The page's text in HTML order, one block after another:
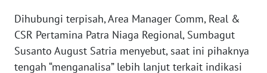
Dihubungi terpisah, Area Manager Comm, Real &
CSR Pertamina Patra Niaga Regional, Sumbagut
Susanto August Satria menyebut, saat ini pihaknya
tengah “menganalisa” lebih lanjut terkait indikasi
SUMSEL
WN
BENGKULU